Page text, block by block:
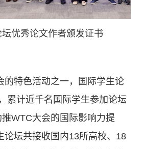
优秀论文作者颁发证书
的特色活动之一，国际学生论
累计近千名国际学生参加论坛
WTC大会的国际影响力提
论坛共接收国内13所高校、18